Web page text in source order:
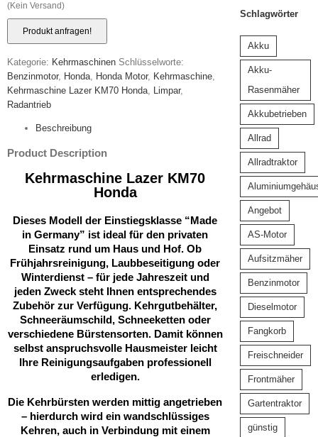
(Kein Versand)
Kategorie: Kehrmaschinen Schlüsselworte:
Benzinmotor, Honda, Honda Motor, Kehrmaschine,
Kehrmaschine Lazer KM70 Honda, Limpar,
Radantrieb
Beschreibung
Product Description
Kehrmaschine Lazer KM70
Honda
Dieses Modell der Einstiegsklasse “Made
in Germany” ist ideal für den privaten
Einsatz rund um Haus und Hof. Ob
Frühjahrsreinigung, Laubbeseitigung oder
Winterdienst – für jede Jahreszeit und
jeden Zweck steht Ihnen entsprechendes
Zubehör zur Verfügung. Kehrgutbehälter,
Schneeräumschild, Schneeketten oder
verschiedene Bürstensorten. Damit können
selbst anspruchsvolle Hausmeister leicht
Ihre Reinigungsaufgaben professionell
erledigen.
Die Kehrbürsten werden mittig angetrieben
– hierdurch wird ein wandschlüssiges
Kehren, auch in Verbindung mit einem
Schlagwörter
Akku
Akku-
Rasenmäher
Akkubetrieben
Allrad
Allradtraktor
Angebot
AS-Motor
Aufsitzmäher
Benzinmotor
Dieselmotor
Fangkorb
Freischneider
Frontmäher
Gartentraktor
günstig